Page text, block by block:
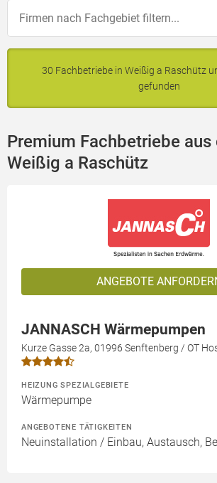
30 Fachbetriebe in Weißig a Raschütz
gefunden
Premium Fachbetriebe aus
Weißig a Raschütz
ANGEBOTE
JANNASCH Wärmepumpen
Kurze Gasse 2a, 01996 Senftenberg / OT
HEIZUNG SPEZIALGEBIETE
Wärmepumpe
ANGEBOTENE TÄTIGKEITEN
Neuinstallation / Einbau, Austausch,